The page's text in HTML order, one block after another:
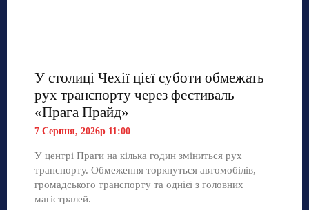
У столиці Чехії цієї суботи обмежать
рух транспорту через фестиваль
«Прага Прайд»
7 Серпня, 2026р 11:00
У центрі Праги на кілька годин зміниться рух
транспорту. Обмеження торкнуться автомобілів,
громадського транспорту та однієї з головних
магістралей.